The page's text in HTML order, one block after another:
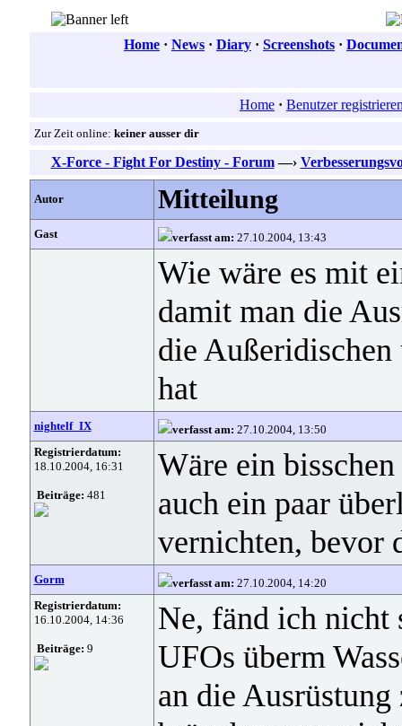
Home · News · Diary · Screenshots ·
Home · Benutzer
Zur Zeit online: keiner ausser dir
X-Force - Fight For Destiny - Forum —›
Autor Mitteilung
Gast verfasst am: 27.10.2004, 13:43
Wie wäre es mit
damit man die
die Außeridischen
hat
nightelf_IX verfasst am: 27.10.2004, 13:50
Registrierdatum:
18.10.2004, 16:31
Beiträge: 481
Wäre ein
auch ein paar
vernichten, bevor
Gorm verfasst am: 27.10.2004, 14:20
Registrierdatum:
16.10.2004, 14:36
Beiträge: 9
Ne, fänd ich nicht
UFOs überm
an die